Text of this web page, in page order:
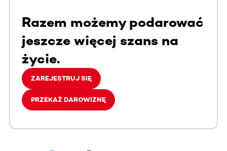
Razem możemy podarować
jeszcze więcej szans na
życie.
ZAREJESTRUJ SIĘ
PRZEKAŻ DAROWIZNĘ